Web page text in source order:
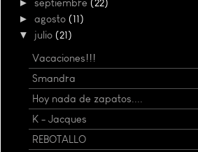
septiembre (22)
► agosto (11)
▼ julio (21)
Vacaciones!!!
Smandra
Hoy nada de zapatos....
K - Jacques
REBOTALLO